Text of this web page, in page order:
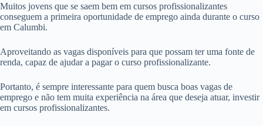
Muitos jovens que se saem bem em cursos profissionalizantes
conseguem a primeira oportunidade de emprego ainda durante o curso
em Calumbi.
Aproveitando as vagas disponíveis para que possam ter uma fonte de
renda, capaz de ajudar a pagar o curso profissionalizante.
Portanto, é sempre interessante para quem busca boas vagas de
emprego e não tem muita experiência na área que deseja atuar, investir
em cursos profissionalizantes.